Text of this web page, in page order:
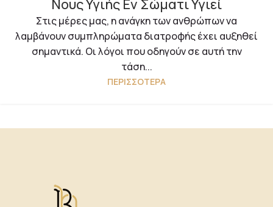
Νους Υγιής Εν Σώματι Υγιεί
Στις μέρες μας, η ανάγκη των ανθρώπων να
λαμβάνουν συμπληρώματα διατροφής έχει αυξηθεί
σημαντικά. Οι λόγοι που οδηγούν σε αυτή την
τάση...
ΠΕΡΙΣΣΌΤΕΡΑ